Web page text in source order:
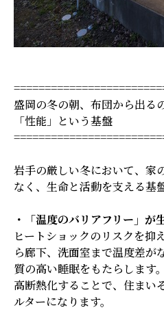
盛岡の冬の朝、布団から出る
「性能」という基盤
岩手の厳しい冬において、家
なく、生命と活動を支える基
・「温度のバリアフリー」が
ヒートショックのリスクを抑
ら廊下、洗面室まで温度差が
質の高い睡眠をもたらします
高断熱化することで、住まい
ルターになります。